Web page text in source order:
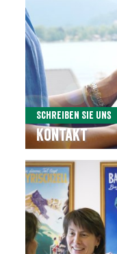
Schreiben Sie uns
Kontakt